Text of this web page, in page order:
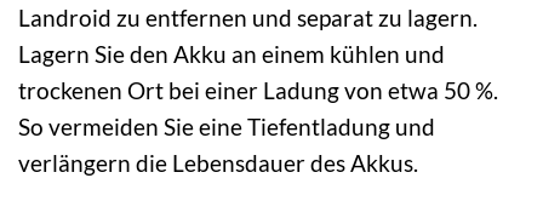
Landroid zu entfernen und separat zu lagern.
Lagern Sie den Akku an einem kühlen und
trockenen Ort bei einer Ladung von etwa 50 %.
So vermeiden Sie eine Tiefentladung und
verlängern die Lebensdauer des Akkus.